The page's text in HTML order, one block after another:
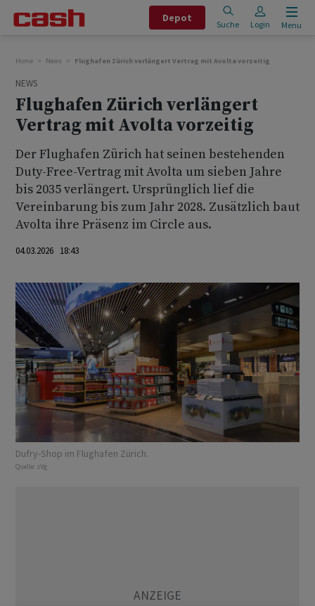
Depot
Suche Login Menu
Home News Flughafen Zürich verlängert Vertrag mit Avolta vorzeitig
NEWS
Flughafen Zürich verlängert
Vertrag mit Avolta vorzeitig
Der Flughafen Zürich hat seinen bestehenden
Duty-Free-Vertrag mit Avolta um sieben Jahre
bis 2035 verlängert. Ursprünglich lief die
Vereinbarung bis zum Jahr 2028. Zusätzlich baut
Avolta ihre Präsenz im Circle aus.
04.03.2026 18:43
Dufry-Shop im Flughafen Zürich.
Quelle: zVg